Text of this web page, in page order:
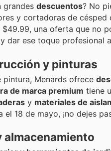
descuentos? No
y cortadoras de césped
una oferta que no
dar ese toque profesional
y pinturas
Menards ofrece
de marca premium tiene
y materiales de
18 de mayo, ¡no dejes
almacenamiento